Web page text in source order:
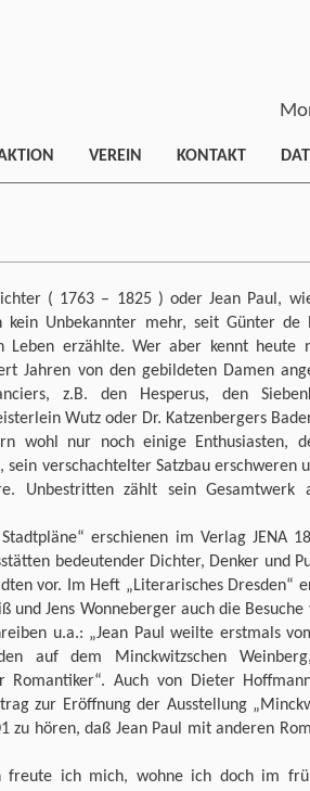
VEREIN KONTAKT
( 1763 – 1825 ) oder Jean Paul,
kein Unbekannter mehr, seit Günter de
Leben erzählte. Wer aber kennt heute
Jahren von den gebildeten Damen
z.B. den Hesperus, den
Wutz oder Dr. Katzenbergers
wohl nur noch einige Enthusiasten,
verschachtelter Satzbau erschweren
Unbestritten zählt sein Gesamtwerk
erschienen im Verlag JENA
bedeutender Dichter, Denker und
vor. Im Heft „Literarisches Dresden“
und Jens Wonneberger auch die Besuche
u.a.: „Jean Paul weilte erstmals
auf dem Minckwitzschen
Romantiker“. Auch von Dieter
zur Eröffnung der Ausstellung
zu hören, daß Jean Paul mit anderen
freute ich mich, wohne ich doch im